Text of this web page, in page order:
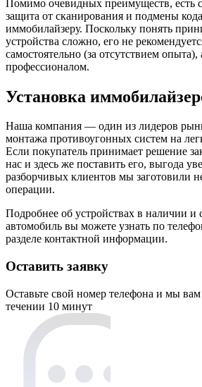
Помимо очевидных преимуществ, есть
защита от сканирования и подмены
иммобилайзеру. Поскольку понять
устройства сложно, его не
самостоятельно (за отсутствием опыта),
профессионалом.
Установка
Наша компания — один из лидеров
монтажа противоугонных систем на
Если покупатель принимает решение
нас и здесь же поставить его, выгода
разборчивых клиентов мы заготовили
операции.
Подробнее об устройствах в наличии и
автомобиль вы можете узнать по
разделе контактной информации.
Оставить заявку
Оставьте свой номер телефона и мы
течении 10 минут